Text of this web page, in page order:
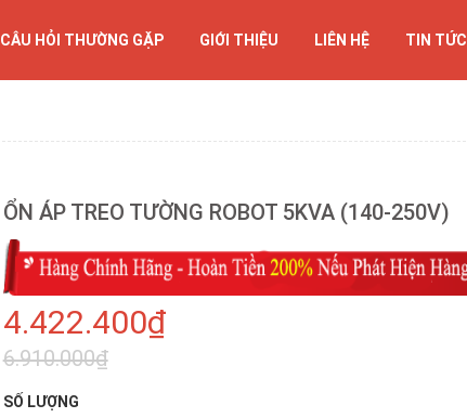
CÂU HỎI THƯỜNG GẶP GIỚI THIỆU LIÊN HỆ TIN TỨC
ỔN ÁP TREO TƯỜNG ROBOT 5KVA (140-250V)
4.422.400₫
6.910.000₫
SỐ LƯỢNG